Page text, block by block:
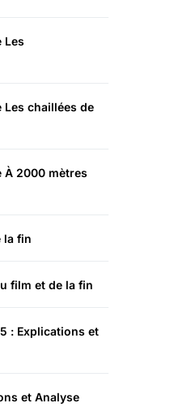
Les
Les chaillées de
À 2000 mètres
la fin
film et de la fin
: Explications et
et Analyse